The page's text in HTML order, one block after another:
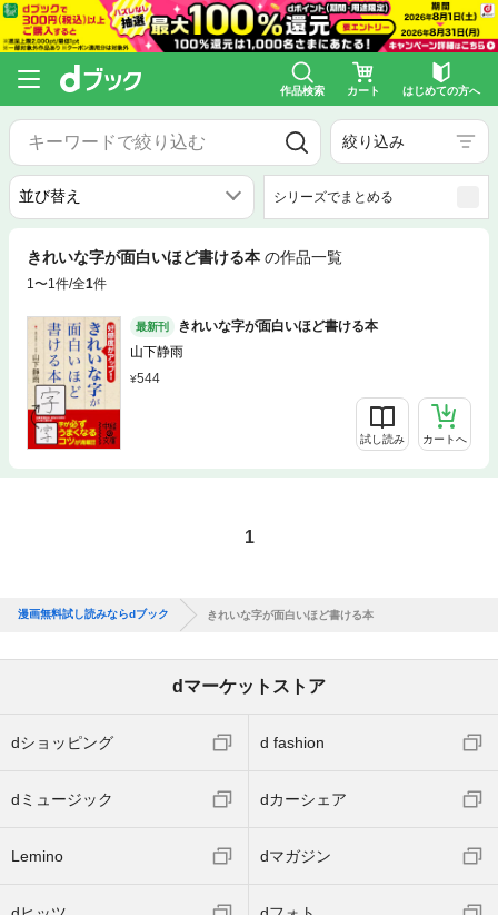
作品検索 カート はじめての方へ
絞り込み
シリーズでまとめる
きれいな字が面白いほど書ける本 の作品一覧
1〜1件/全1件
最新刊
きれいな字が面白いほど書ける本
山下静雨
544
試し読み カートへ
1
漫画無料試し読みならdブック きれいな字が面白いほど書ける本
dマーケットストア
dショッピング d fashion
dミュージック dカーシェア
Lemino dマガジン